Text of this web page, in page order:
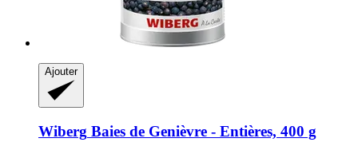
Ajouter
Wiberg Baies de Genièvre -​ Entières, 400 g